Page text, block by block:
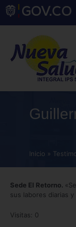
Inicio
Sede El Retorno.
sus labores diarias
Visitas: 0